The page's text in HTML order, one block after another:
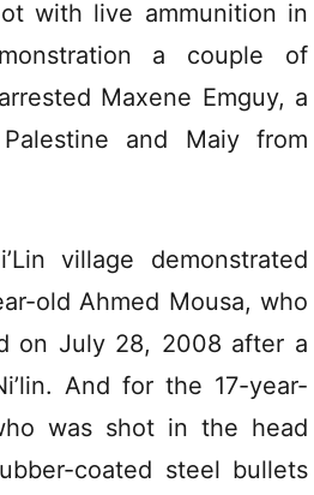
with live ammunition in
a couple of
Maxene Emguy, a
and Maiy from
village demonstrated
old Ahmed Mousa, who
on July 28, 2008 after a
And for the 17-year-
was shot in the head
coated steel bullets